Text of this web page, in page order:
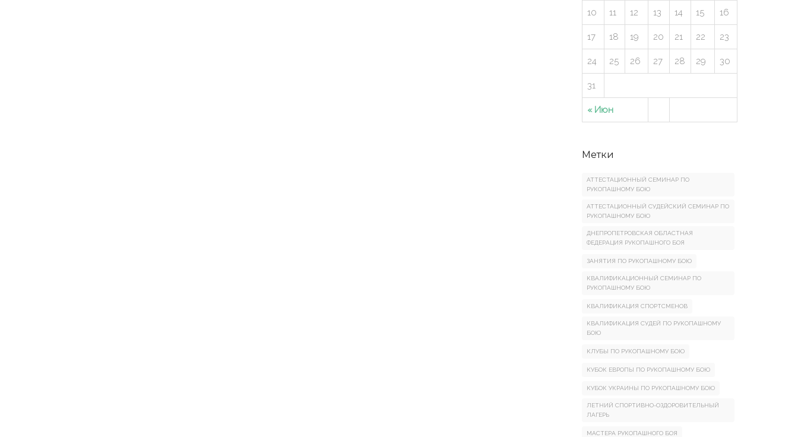
« Июн
10 11 12 13 14 15 16
17 18 19 20 21 22 23
24 25 26 27 28 29 30
31
Метки
АТТЕСТАЦИОННЫЙ СЕМИНАР ПО
РУКОПАШНОМУ БОЮ
АТТЕСТАЦИОННЫЙ СУДЕЙСКИЙ СЕМИНАР ПО
РУКОПАШНОМУ БОЮ
ДНЕПРОПЕТРОВСКАЯ ОБЛАСТНАЯ
ФЕДЕРАЦИЯ РУКОПАШНОГО БОЯ
ЗАНЯТИЯ ПО РУКОПАШНОМУ БОЮ
КВАЛИФИКАЦИОННЫЙ СЕМИНАР ПО
РУКОПАШНОМУ БОЮ
КВАЛИФИКАЦИЯ СПОРТСМЕНОВ
КВАЛИФИКАЦИЯ СУДЕЙ ПО РУКОПАШНОМУ
БОЮ
КЛУБЫ ПО РУКОПАШНОМУ БОЮ
КУБОК ЕВРОПЫ ПО РУКОПАШНОМУ БОЮ
КУБОК УКРАИНЫ ПО РУКОПАШНОМУ БОЮ
ЛЕТНИЙ СПОРТИВНО-ОЗДОРОВИТЕЛЬНЫЙ
ЛАГЕРЬ
МАСТЕРА РУКОПАШНОГО БОЯ